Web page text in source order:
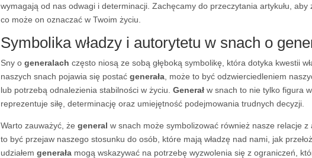
wymagają od nas odwagi i determinacji. Zachęcamy do przeczytania artykułu, aby
co może on oznaczać w Twoim życiu.
Symbolika władzy i autorytetu w snach o
Sny o generalach często niosą ze sobą głęboką symbolikę, która dotyka kwestii
naszych snach pojawia się postać generała, może to być odzwierciedleniem
lub potrzebą odnalezienia stabilności w życiu. Generałw snach to nie tylko figura
reprezentuje siłę, determinację oraz umiejętność podejmowania trudnych decyzji.
Warto zauważyć, że general w snach może symbolizować również nasze relacje
to być przejaw naszego stosunku do osób, które mają władzę nad nami, jak
udziałem generałamogą wskazywać na potrzebę wyzwolenia się z ograniczeń,